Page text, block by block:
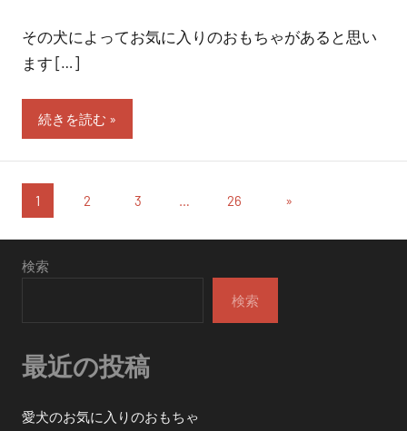
その犬によってお気に入りのおもちゃがあると思い
ます […]
続きを読む
投
稿
の
ジ
送
1 2 3 … 26
次
»
検索
検索
最近の投稿
愛犬のお気に入りのおもちゃ